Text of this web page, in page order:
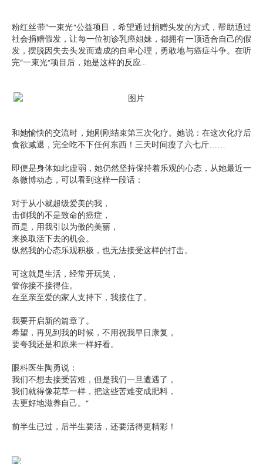
粉红丝带“一束光”公益项目，希望通过捐赠头发的方式，帮助通过
社会捐赠假发，让每一位初诊乳癌姐妹，都拥有一顶适合自己的假
发，摆脱因失去头发而造成的自卑心理，勇敢地与癌症斗争。在听
完“一束光”项目后，她是这样的反应...
和她愉快的交流时，她刚刚结束第三次化疗。她说：在这次化疗后
食欲减退，完全吃不下任何东西！三天时间瘦了六七斤……
即便是身体如此虚弱，她仍然坚持保持着乐观的心态，从她最近一
条微博动态，可以看到这样一段话：
对于从小就超级爱美的我，
击倒我的不是致命的癌症，
而是，用我引以为傲的美丽，
来换取活下去的机会。
纵然我的心态乐观积极，也无法接受这样的打击。
可这就是生活，经常开玩笑，
管你接不接得住。
在至亲至爱的家人支持下，我接住了。
我要开启新的篇章了。
希望，再见到我的时候，不用祝我早日康复，
要夸我还是和原来一样好看。
眼科医生陶勇说：
我们不想去接受苦难，但是我们一旦遭遇了，
我们就得像花草一样，把这些苦难变成肥料，
去更好地滋养自己。”
前半生已过，后半生要活，还要活得更精彩！